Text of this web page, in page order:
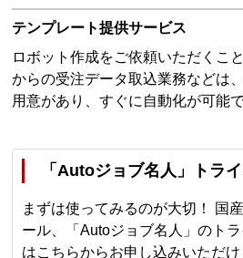
テンプレート提供サービス
ロボット作成をご依頼いただくこ
からの受注データ取込業務などは
用意があり、すぐに自動化が可能で
「Autoジョブ名人」トラ
まずは使ってみるのが大切！ 国
ール、「Autoジョブ名人」のト
はこちらからお申し込みいただ